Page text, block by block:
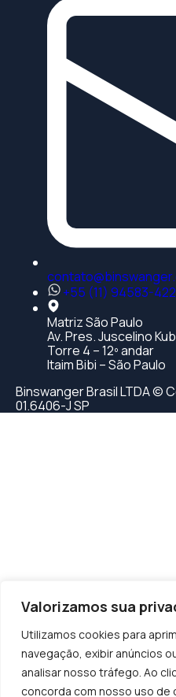
Valorizamos sua
Utilizamos cookies para
navegação, exibir anúncios
analisar nosso tráfego. Ao
concorda com nosso uso de
+55 (11) 94583-
Matriz São Paulo
Av. Pres. Juscelino
Torre 4 – 12º andar
Itaim Bibi – São Paulo
Binswanger Brasil LTDA ©
01.6406-J SP